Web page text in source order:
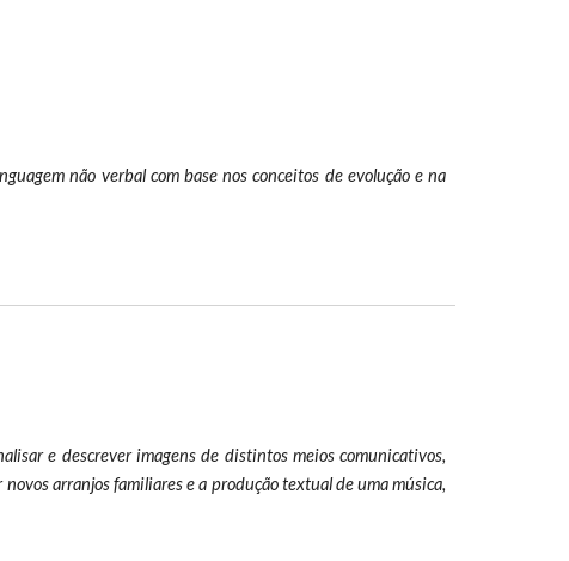
não verbal com base nos conceitos de evolução e na
e descrever imagens de distintos meios comunicativos,
arranjos familiares e a produção textual de uma música,